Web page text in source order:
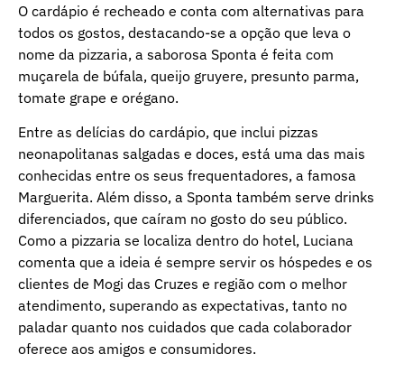
O cardápio é recheado e conta com alternativas para
todos os gostos, destacando-se a opção que leva o
nome da pizzaria, a saborosa Sponta é feita com
muçarela de búfala, queijo gruyere, presunto parma,
tomate grape e orégano.
Entre as delícias do cardápio, que inclui pizzas
neonapolitanas salgadas e doces, está uma das mais
conhecidas entre os seus frequentadores, a famosa
Marguerita. Além disso, a Sponta também serve drinks
diferenciados, que caíram no gosto do seu público.
Como a pizzaria se localiza dentro do hotel, Luciana
comenta que a ideia é sempre servir os hóspedes e os
clientes de Mogi das Cruzes e região com o melhor
atendimento, superando as expectativas, tanto no
paladar quanto nos cuidados que cada colaborador
oferece aos amigos e consumidores.